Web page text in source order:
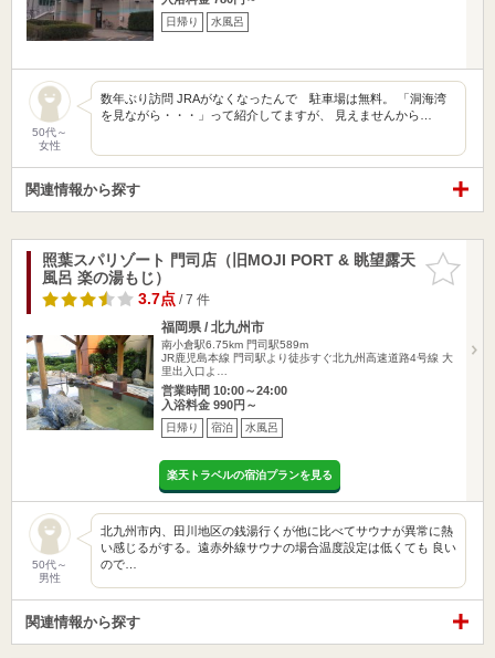
日帰り 水風呂
50代～
女性
数年ぶり訪問 JRAがなくなったんで 駐車場は無料。 「洞海湾
を見ながら・・・」って紹介してますが、 見えませんから…
関連情報から探す
お気に入
りに追加
照葉スパリゾート 門司店（旧MOJI PORT & 眺望露天
風呂 楽の湯もじ）
3.7点/ 7 件
福岡県 / 北九州市
南小倉駅6.75km 門司駅589m
JR鹿児島本線 門司駅より徒歩すぐ北九州高速道路4号線 大
里出入口よ…
営業時間 10:00～24:00
入浴料金 990円～
日帰り 宿泊 水風呂
楽天トラベルの宿泊プランを見る
50代～
男性
北九州市内、田川地区の銭湯行くが他に比べてサウナが異常に熱
い感じるがする。遠赤外線サウナの場合温度設定は低くても 良い
ので…
関連情報から探す